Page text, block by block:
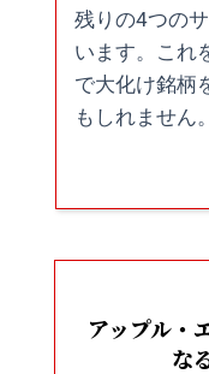
残りの4つの
います。これ
で大化け銘柄
もしれません。
アップル・
な